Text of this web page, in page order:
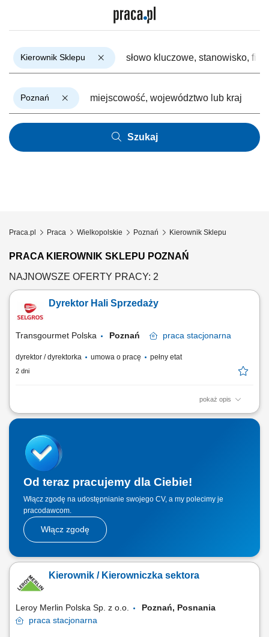
Kierownik Sklepu
Poznań
Szukaj
Praca.pl Praca Wielkopolskie Poznań Kierownik Sklepu
PRACA KIEROWNIK SKLEPU POZNAŃ
NAJNOWSZE OFERTY PRACY: 2
Dyrektor Hali Sprzedaży
Transgourmet Polska Poznań praca stacjonarna
dyrektor / dyrektorka umowa o pracę pełny etat
2 dni
pokaż opis
Twój zakres obowiązków optymalizacja i nadzór nad działaniami
prowadzenie kontroli i zapewnienie realizacji celów finansowych oraz
sprzedażowych, analiza wyników sprzedażowych, nadzór nad
infrastrukturą i bezpieczeństwem w...
Od teraz pracujemy dla Ciebie!
Włącz zgodę na udostępnianie swojego CV, a my polecimy je
pracodawcom.
Włącz zgodę
Kierownik / Kierowniczka sektora
Leroy Merlin Polska Sp. z o.o.
Poznań, Posnania
praca stacjonarna